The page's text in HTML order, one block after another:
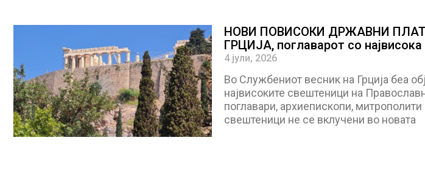
НОВИ ПОВИСОКИ ДРЖАВНИ
ГРЦИЈА, поглаварот со
4 јули, 2026
Во Службениот весник на Грција беа
највисоките свештеници на
поглавари, архиепископи,
свештеници не се вклучени во новата